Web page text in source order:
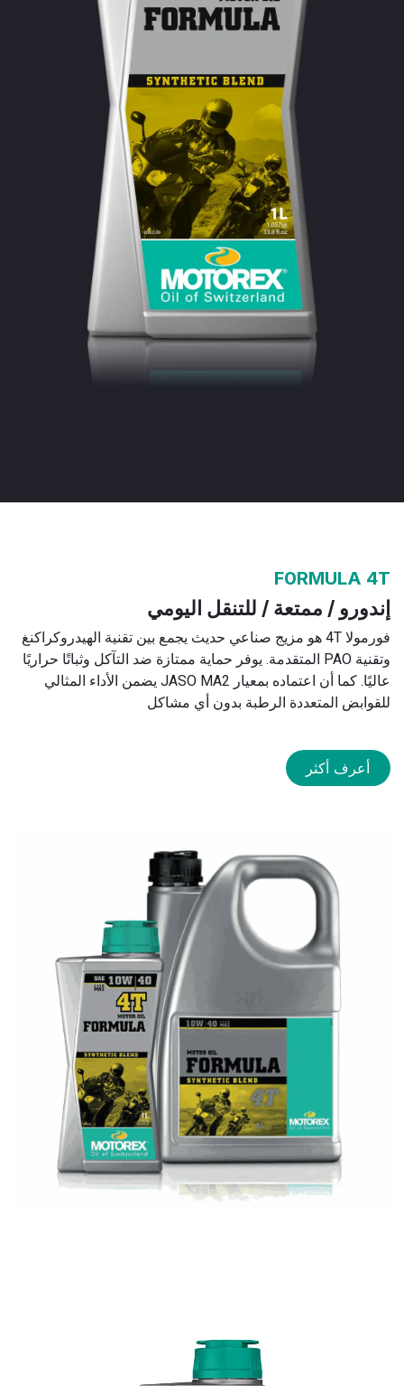
F0RMULA 4T
إندورو / ممتعة / للتنقل اليومي
فورمولا 4T هو مزيج صناعي حديث يجمع بين تقنية الهيدروكراكنغ
وتقنية PAO المتقدمة. يوفر حماية ممتازة ضد التآكل وثباتًا حراريًا
عاليًا. كما أن اعتماده بمعيار JASO MA2 يضمن الأداء المثالي
للقوابض المتعددة الرطبة بدون أي مشاكل
أعرف أكثر